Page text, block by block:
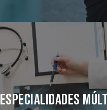
Especialidades